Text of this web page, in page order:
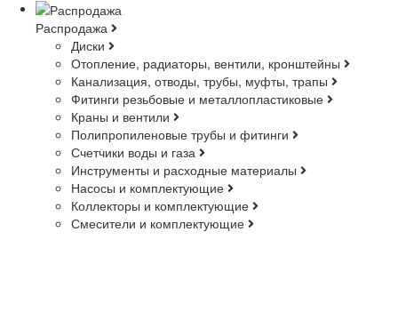
Распродажа
Диски
Отопление, радиаторы, вентили, кронштейны
Канализация, отводы, трубы, муфты, трапы
Фитинги резьбовые и металлопластиковые
Краны и вентили
Полипропиленовые трубы и фитинги
Счетчики воды и газа
Инструменты и расходные материалы
Насосы и комплектующие
Коллекторы и комплектующие
Смесители и комплектующие